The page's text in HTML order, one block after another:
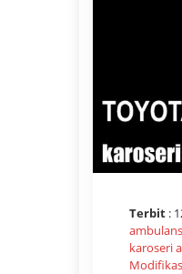
Terbit :
karoseri